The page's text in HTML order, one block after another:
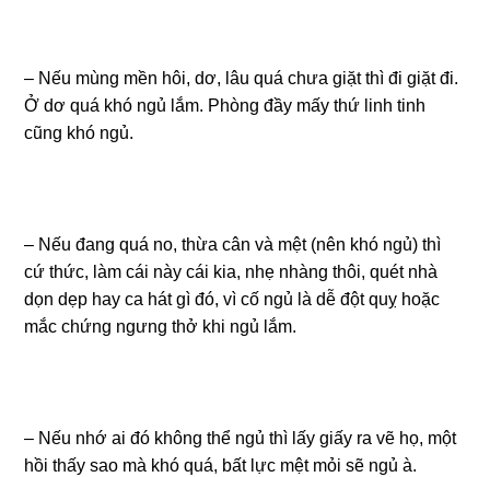
– Nếu mùng mền hôi, dơ, lâu quá chưa giặt thì đi giặt đi.
Ở dơ quá khó ngủ lắm. Phòng đầy mấy thứ linh tinh
cũng khó ngủ.
– Nếu đang quá no, thừa cân và mệt (nên khó ngủ) thì
cứ thức, làm cái này cái kia, nhẹ nhàng thôi, quét nhà
dọn dẹp hay ca hát gì đó, vì cố ngủ là dễ đột quỵ hoặc
mắc chứng ngưng thở khi ngủ lắm.
– Nếu nhớ ai đó không thể ngủ thì lấy giấy ra vẽ họ, một
hồi thấy sao mà khó quá, bất lực mệt mỏi sẽ ngủ à.